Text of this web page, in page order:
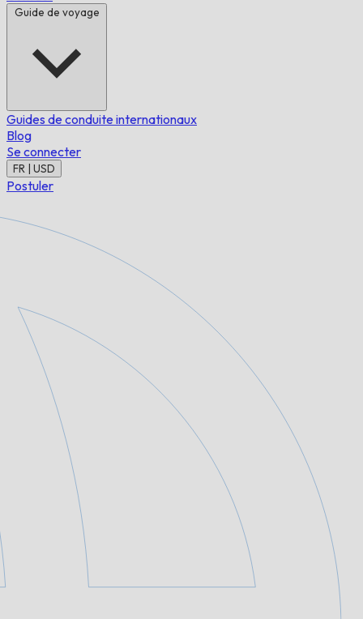
Guide de voyage
Guides de conduite internationaux
Blog
Se connecter
FR | USD
Postuler